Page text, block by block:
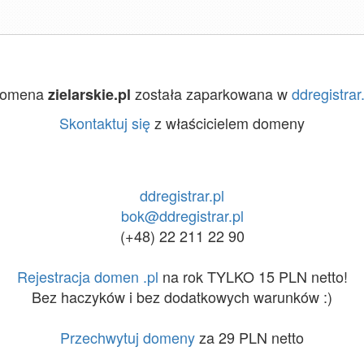
zielarskie.pl została zaparkowana w
Skontaktuj sięz właścicielem domeny
ddregistrar.pl
bok@ddregistrar.pl
(+48) 22 211 22 90
Rejestracja domen .pl na rok TYLKO 15 PLN netto!
Bez haczyków i bez dodatkowych warunków :)
Przechwytuj domenyza 29 PLN netto